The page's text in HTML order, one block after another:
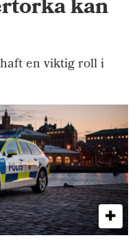
kan
en viktig roll i